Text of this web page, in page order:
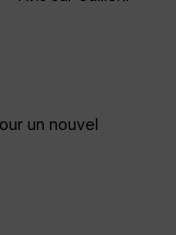
un nouvel